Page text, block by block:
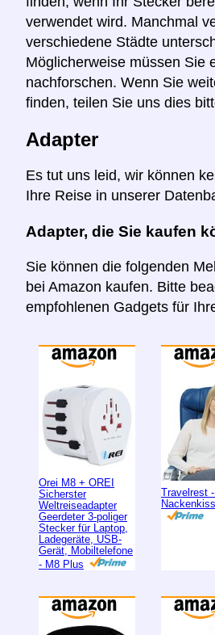
verwendet wird. Manchmal
verschiedene Städte
Möglicherweise müssen Sie
nachforschen. Wenn Sie
finden, teilen Sie uns dies
Adapter
Es tut uns leid, wir können
Ihre Reise in unserer
Adapter, die Sie kaufen
Sie können die folgenden
bei Amazon kaufen. Bitte
empfohlenen Gadgets für
Orei M8 + OREI
Sicherster
Weltreiseadapter
Geerdeter 3-poliger
Stecker für Laptop,
Ladegeräte, USB-
Gerät, Mobiltelefone
- M8 Plus
Travelrest